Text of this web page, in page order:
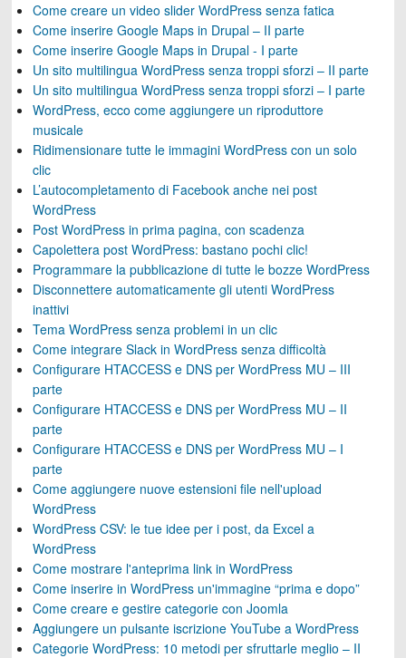
Come creare un video slider WordPress senza fatica
Come inserire Google Maps in Drupal – II parte
Come inserire Google Maps in Drupal - I parte
Un sito multilingua WordPress senza troppi sforzi – II parte
Un sito multilingua WordPress senza troppi sforzi – I parte
WordPress, ecco come aggiungere un riproduttore
musicale
Ridimensionare tutte le immagini WordPress con un solo
clic
L’autocompletamento di Facebook anche nei post
WordPress
Post WordPress in prima pagina, con scadenza
Capolettera post WordPress: bastano pochi clic!
Programmare la pubblicazione di tutte le bozze WordPress
Disconnettere automaticamente gli utenti WordPress
inattivi
Tema WordPress senza problemi in un clic
Come integrare Slack in WordPress senza difficoltà
Configurare HTACCESS e DNS per WordPress MU – III
parte
Configurare HTACCESS e DNS per WordPress MU – II
parte
Configurare HTACCESS e DNS per WordPress MU – I
parte
Come aggiungere nuove estensioni file nell'upload
WordPress
WordPress CSV: le tue idee per i post, da Excel a
WordPress
Come mostrare l'anteprima link in WordPress
Come inserire in WordPress un'immagine “prima e dopo”
Come creare e gestire categorie con Joomla
Aggiungere un pulsante iscrizione YouTube a WordPress
Categorie WordPress: 10 metodi per sfruttarle meglio – II